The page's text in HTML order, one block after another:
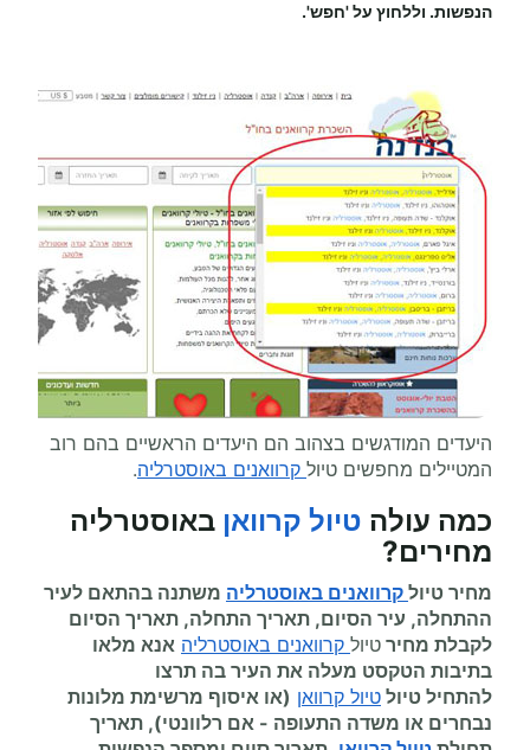
הנפשות. וללחוץ על 'חפש'.
היעדים המודגשים בצהוב הם היעדים הראשיים בהם רוב
המטיילים מחפשים טיול קרוואנים באוסטרליה.
כמה עולה טיול קרוואן באוסטרליה
מחירים?
מחיר טיול קרוואנים באוסטרליה משתנה בהתאם לעיר
ההתחלה, עיר הסיום, תאריך התחלה, תאריך הסיום
לקבלת מחיר טיול קרוואנים באוסטרליה אנא מלאו
בתיבות הטקסט מעלה את העיר בה תרצו
להתחיל טיול טיול קרוואן (או איסוף מרשימת מלונות
נבחרים או משדה התעופה - אם רלוונטי), תאריך